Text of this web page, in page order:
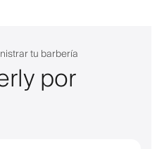
tu barbería
por